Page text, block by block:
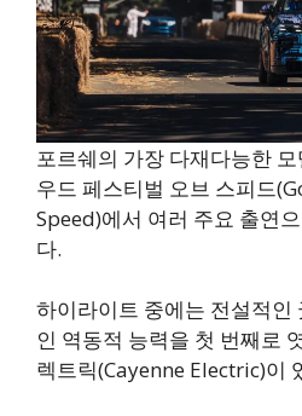
포르쉐의 가장 다재다능한
우드 페스티벌 오브 스피드
Speed)에서 여러 주요 출연
다.
하이라이트 중에는 전설적인
인 역동적 능력을 첫 번째로
렉트릭(Cayenne Electric)이